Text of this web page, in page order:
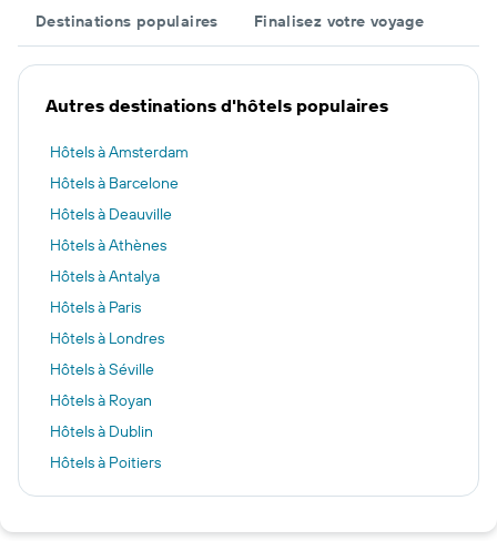
Destinations populaires Finalisez votre voyage
Autres destinations d'hôtels populaires
Hôtels à Amsterdam
Hôtels à Barcelone
Hôtels à Deauville
Hôtels à Athènes
Hôtels à Antalya
Hôtels à Paris
Hôtels à Londres
Hôtels à Séville
Hôtels à Royan
Hôtels à Dublin
Hôtels à Poitiers
Hôtels à Jersey